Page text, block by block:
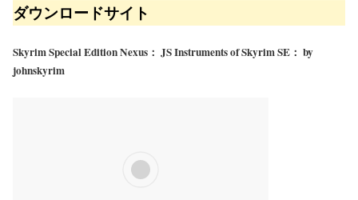
ダウンロードサイト
Skyrim Special Edition Nexus： JS Instruments of Skyrim SE： by
johnskyrim